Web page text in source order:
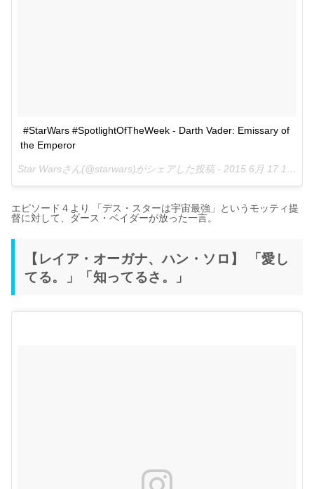
#StarWars #SpotlightOfTheWeek - Darth Vader: Emissary of
the Emperor
Star Warsさん(@starwars)がシェアした投稿 - 2015 6月 17 11:47午前 PDT
エピソード４より 「デス・スターは宇宙最強」というモッティ提
督に対して、ダース・ベイダーが放った一言。
【レイア・オーガナ、ハン・ソロ】 「愛し
てる。」「知ってるさ。」